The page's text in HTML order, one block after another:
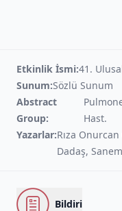
Etkinlik İsmi:41.
Sunum:Sözlü Sunum
Abstract
Group:
Hast.
Yazarlar:Rıza
Dadaş,
Bildiri